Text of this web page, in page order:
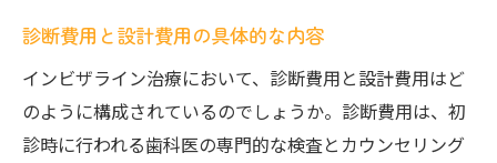
治療計画のカスタマイズ費用について
治療経過に応じた費用の変動要因
透明な費用説明が重要な理由
費用を最小限に抑えるためのポイント
診断費用と設計費用の具体的な内容
インビザライン治療において、診断費用と設計費用はど
のように構成されているのでしょうか。診断費用は、初
診時に行われる歯科医の専門的な検査とカウンセリング